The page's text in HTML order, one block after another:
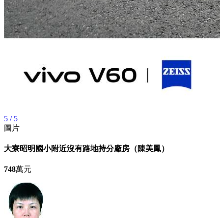
5 / 5
圖片
大寮昭明國小附近沒有路地持分廠房（陳美鳳）
748萬元